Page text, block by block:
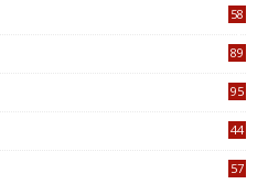
58
89
95
44
57